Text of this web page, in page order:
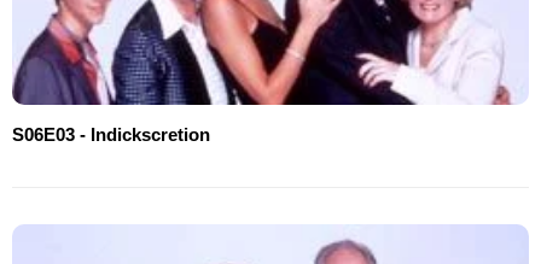
S06E03 - Indickscretion